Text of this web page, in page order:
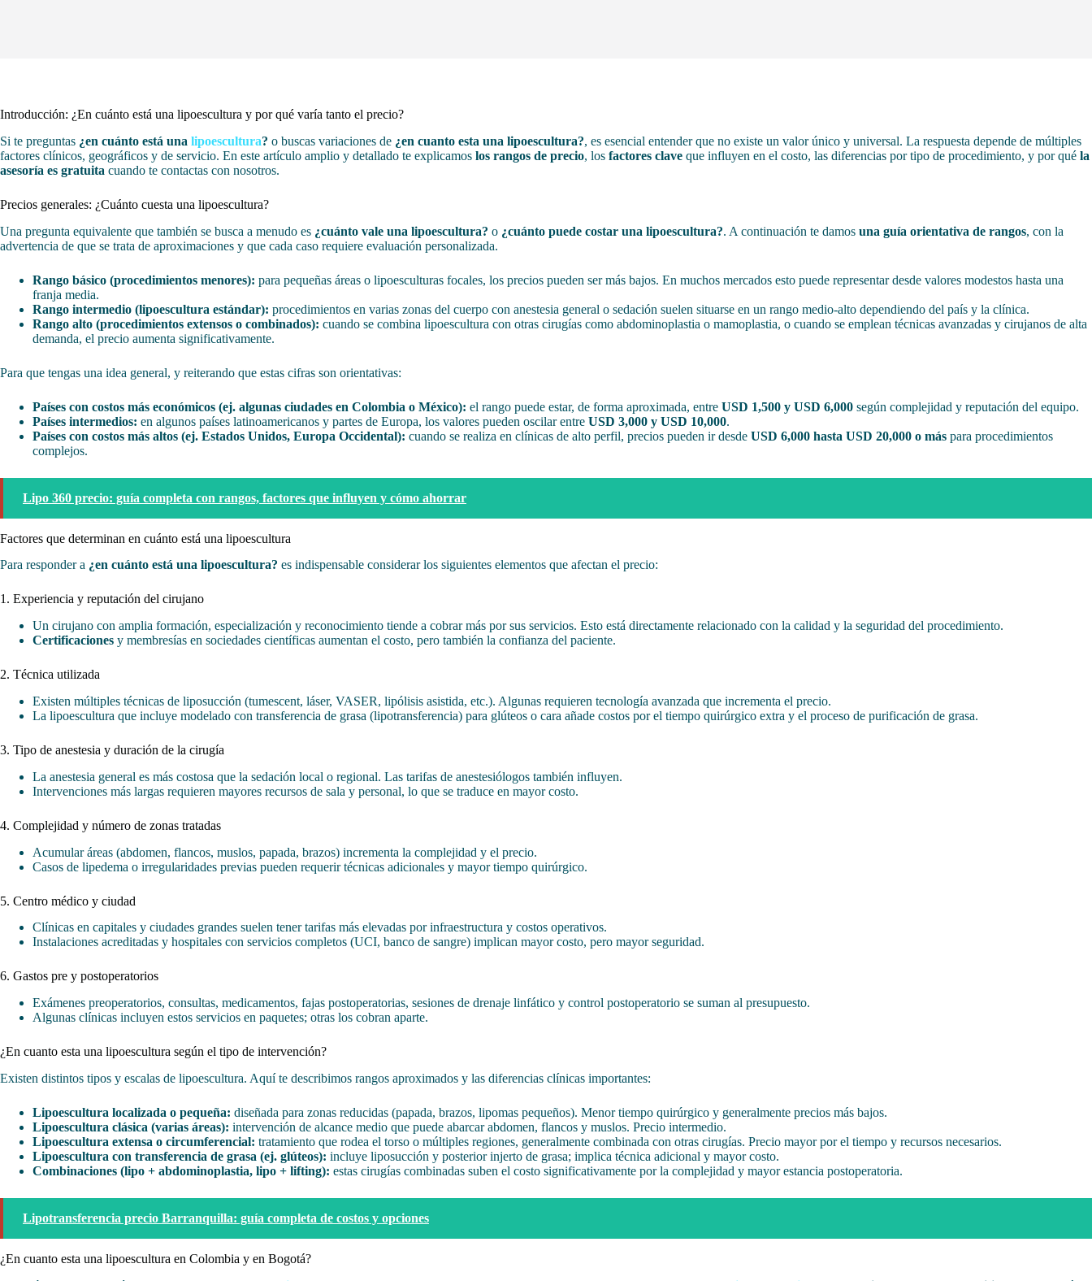
Introducción: ¿En cuánto está una lipoescultura y por qué varía tanto el precio?
Si te preguntas ¿en cuánto está una lipoescultura? o buscas variaciones de ¿en cuanto esta una lipoescultura?, es esencial entender que no existe un valor único y universal. La respuesta depende de múltiples
factores clínicos, geográficos y de servicio. En este artículo amplio y detallado te explicamos los rangos de precio, los factores clave que influyen en el costo, las diferencias por tipo de procedimiento, y por qué la
asesoría es gratuita cuando te contactas con nosotros.
Precios generales: ¿Cuánto cuesta una lipoescultura?
Una pregunta equivalente que también se busca a menudo es ¿cuánto vale una lipoescultura? o ¿cuánto puede costar una lipoescultura?. A continuación te damos una guía orientativa de rangos, con la
advertencia de que se trata de aproximaciones y que cada caso requiere evaluación personalizada.
Rango básico (procedimientos menores): para pequeñas áreas o lipoesculturas focales, los precios pueden ser más bajos. En muchos mercados esto puede representar desde valores modestos hasta una
franja media.
Rango intermedio (lipoescultura estándar): procedimientos en varias zonas del cuerpo con anestesia general o sedación suelen situarse en un rango medio-alto dependiendo del país y la clínica.
Rango alto (procedimientos extensos o combinados): cuando se combina lipoescultura con otras cirugías como abdominoplastia o mamoplastia, o cuando se emplean técnicas avanzadas y cirujanos de alta
demanda, el precio aumenta significativamente.
Para que tengas una idea general, y reiterando que estas cifras son orientativas:
Países con costos más económicos (ej. algunas ciudades en Colombia o México): el rango puede estar, de forma aproximada, entre USD 1,500 y USD 6,000 según complejidad y reputación del equipo.
Países intermedios: en algunos países latinoamericanos y partes de Europa, los valores pueden oscilar entre USD 3,000 y USD 10,000.
Países con costos más altos (ej. Estados Unidos, Europa Occidental): cuando se realiza en clínicas de alto perfil, precios pueden ir desde USD 6,000 hasta USD 20,000 o más para procedimientos
complejos.
Lipo 360 precio: guía completa con rangos, factores que influyen y cómo ahorrar
Factores que determinan en cuánto está una lipoescultura
Para responder a ¿en cuánto está una lipoescultura? es indispensable considerar los siguientes elementos que afectan el precio:
1. Experiencia y reputación del cirujano
Un cirujano con amplia formación, especialización y reconocimiento tiende a cobrar más por sus servicios. Esto está directamente relacionado con la calidad y la seguridad del procedimiento.
Certificaciones y membresías en sociedades científicas aumentan el costo, pero también la confianza del paciente.
2. Técnica utilizada
Existen múltiples técnicas de liposucción (tumescent, láser, VASER, lipólisis asistida, etc.). Algunas requieren tecnología avanzada que incrementa el precio.
La lipoescultura que incluye modelado con transferencia de grasa (lipotransferencia) para glúteos o cara añade costos por el tiempo quirúrgico extra y el proceso de purificación de grasa.
3. Tipo de anestesia y duración de la cirugía
La anestesia general es más costosa que la sedación local o regional. Las tarifas de anestesiólogos también influyen.
Intervenciones más largas requieren mayores recursos de sala y personal, lo que se traduce en mayor costo.
4. Complejidad y número de zonas tratadas
Acumular áreas (abdomen, flancos, muslos, papada, brazos) incrementa la complejidad y el precio.
Casos de lipedema o irregularidades previas pueden requerir técnicas adicionales y mayor tiempo quirúrgico.
5. Centro médico y ciudad
Clínicas en capitales y ciudades grandes suelen tener tarifas más elevadas por infraestructura y costos operativos.
Instalaciones acreditadas y hospitales con servicios completos (UCI, banco de sangre) implican mayor costo, pero mayor seguridad.
6. Gastos pre y postoperatorios
Exámenes preoperatorios, consultas, medicamentos, fajas postoperatorias, sesiones de drenaje linfático y control postoperatorio se suman al presupuesto.
Algunas clínicas incluyen estos servicios en paquetes; otras los cobran aparte.
¿En cuanto esta una lipoescultura según el tipo de intervención?
Existen distintos tipos y escalas de lipoescultura. Aquí te describimos rangos aproximados y las diferencias clínicas importantes:
Lipoescultura localizada o pequeña: diseñada para zonas reducidas (papada, brazos, lipomas pequeños). Menor tiempo quirúrgico y generalmente precios más bajos.
Lipoescultura clásica (varias áreas): intervención de alcance medio que puede abarcar abdomen, flancos y muslos. Precio intermedio.
Lipoescultura extensa o circumferencial: tratamiento que rodea el torso o múltiples regiones, generalmente combinada con otras cirugías. Precio mayor por el tiempo y recursos necesarios.
Lipoescultura con transferencia de grasa (ej. glúteos): incluye liposucción y posterior injerto de grasa; implica técnica adicional y mayor costo.
Combinaciones (lipo + abdominoplastia, lipo + lifting): estas cirugías combinadas suben el costo significativamente por la complejidad y mayor estancia postoperatoria.
Lipotransferencia precio Barranquilla: guía completa de costos y opciones
¿En cuanto esta una lipoescultura en Colombia y en Bogotá?